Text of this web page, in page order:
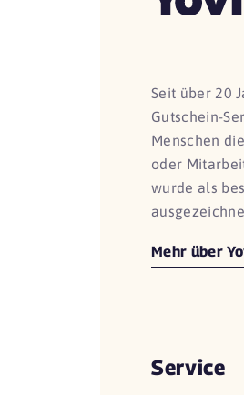
Seit über 20
Gutschein-
Menschen
oder
wurde als
Mehr über
Service